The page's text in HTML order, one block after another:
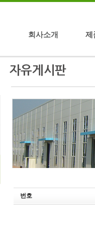
회사소개 제
번호